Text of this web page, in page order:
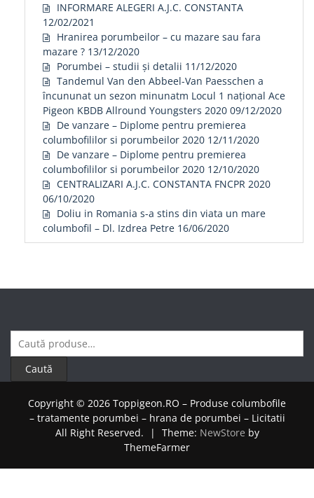
INFORMARE ALEGERI A.J.C. CONSTANTA
12/02/2021
Hranirea porumbeilor – cu mazare sau fara
mazare ? 13/12/2020
Porumbei – studii și detalii 11/12/2020
Tandemul Van den Abbeel-Van Paesschen a
încununat un sezon minunatm Locul 1 național Ace
Pigeon KBDB Allround Youngsters 2020 09/12/2020
De vanzare – Diplome pentru premierea
columbofililor si porumbeilor 2020 12/11/2020
De vanzare – Diplome pentru premierea
columbofililor si porumbeilor 2020 12/10/2020
CENTRALIZARI A.J.C. CONSTANTA FNCPR 2020
06/10/2020
Doliu in Romania s-a stins din viata un mare
columbofil – Dl. Izdrea Petre 16/06/2020
Caută
după:
Caută
Copyright © 2026 Toppigeon.RO – Produse columbofile
– tratamente porumbei – hrana de porumbei – Licitatii
All Right Reserved.
| Theme: NewStore by
ThemeFarmer